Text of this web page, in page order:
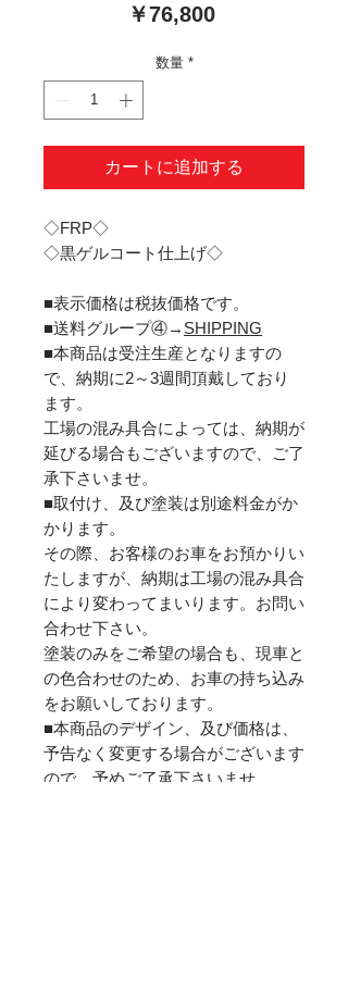
￥76,800価
数量 *
カートに追加する
◇FRP◇
◇黒ゲルコート仕上げ◇
■表示価格は税抜価格です。
■送料グループ④→ SHIPPING
■本商品は受注生産となりますの
で、納期に2～3週間頂戴しており
ます。
工場の混み具合によっては、納期が
延びる場合もございますので、ご了
承下さいませ。
■取付け、及び塗装は別途料金がか
かります。
その際、お客様のお車をお預かりい
たしますが、納期は工場の混み具合
により変わってまいります。お問い
合わせ下さい。
塗装のみをご希望の場合も、現車と
の色合わせのため、お車の持ち込み
をお願いしております。
■本商品のデザイン、及び価格は、
予告なく変更する場合がございます
ので、予めご了承下さいませ。